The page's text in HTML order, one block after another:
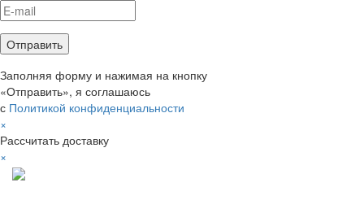
Заполняя форму и нажимая на кнопку
«Отправить», я соглашаюсь
с Политикой конфиденциальности
×
Рассчитать доставку
×